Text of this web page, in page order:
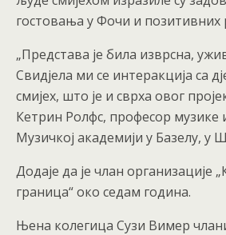
гостовања у Фочи и позитивних
„Представа је била изврсна,
Свидјела ми се интеракција са
смијех, што је и сврха овог
Кетрин Ролфс, професор музике
Музичкој академији у Базелу, у
Додаје да је члан организације
граница“ око седам година.
Њена колегица Сузи Вимер